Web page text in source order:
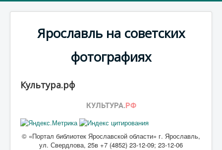
Ярославль на советских
фотографиях
Культура.рф
© «Портал библиотек Ярославской области» г. Ярославль,
ул. Свердлова, 25в +7 (4852) 23-12-09; 23-12-06